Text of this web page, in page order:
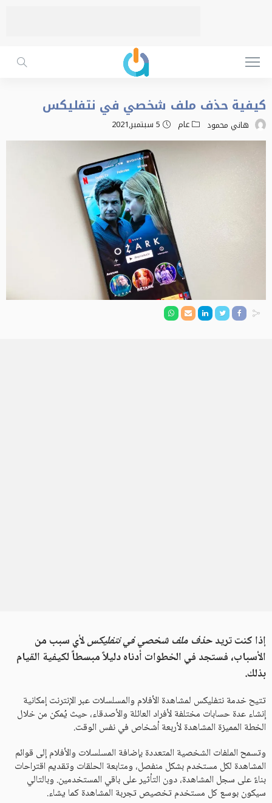
كيفية حذف ملف شخصي في نتفليكس
هاني محمود عام 5 سبتمبر,2021
إذا كنت تريدحذف ملف شخصي في نتفليكسلأي سبب من
الأسباب، فستجد في الخطوات أدناه دليلاً مبسطاً لكيفية القيام
بذلك.
تتيح خدمة نتفليكس لمشاهدة الأفلام والمسلسلات عبر الإنترنت إمكانية
إنشاء عدة حسابات مختلفة لأفراد العائلة والأصدقاء، حيث يُمكن من خلال
الخطة المميزة المشاهدة لأربعة أشخاص في نفس الوقت.
وتسمح الملفات الشخصية المتعددة بإضافة المسلسلات والأفلام إلى قوائم
المشاهدة لكل مستخدم بشكل منفصل، ومتابعة الحلقات وتقديم اقتراحات
بناءً على سجل المشاهدة، دون التأثير على باقي المستخدمين. وبالتالي
سيكون بوسع كل مستخدم تخصيص تجربة المشاهدة كما يشاء.